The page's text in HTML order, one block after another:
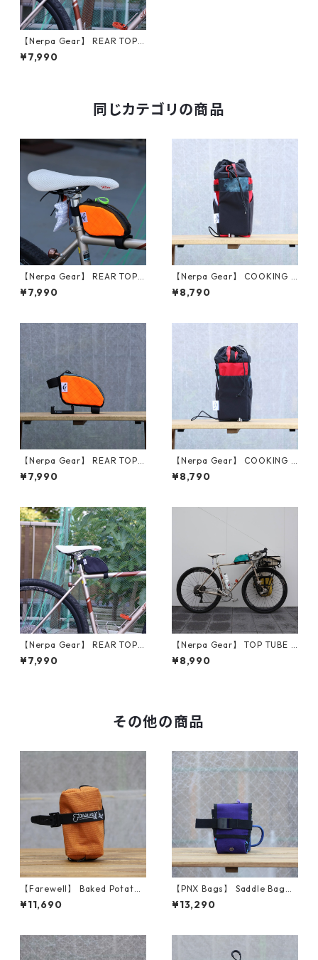
【Nerpa Gear】 REAR TOP T
UBE BAG (Army Green × Neo
n Orange)
¥7,990
同じカテゴリの商品
【Nerpa Gear】 REAR TOP T
UBE BAG (Neon Orange × Ar
my Green)
¥7,990
【Nerpa Gear】 COOKING S
TEM BAG (Blue Camo Front)
¥8,790
【Nerpa Gear】 REAR TOP T
UBE BAG (Neon Orange × Gr
ey)
¥7,990
【Nerpa Gear】 COOKING S
TEM BAG (Red Front)
¥8,790
【Nerpa Gear】 REAR TOP T
¥7,990
【Nerpa Gear】 TOP TUBE B
AG (Teal)
¥8,990
その他の商品
【Farewell】 Baked Potato™
（Marigold X51）
¥11,690
【PNX Bags】 Saddle Bag
（Purple Classic）
¥13,290